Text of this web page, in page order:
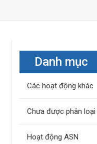
Danh mục
Các hoạt động khác
Chưa được phân loại
Hoạt động ASN